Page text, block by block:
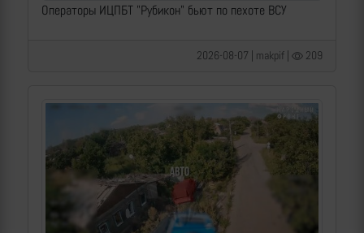
Операторы ИЦПБТ "Рубикон" бьют по пехоте ВСУ
2026-08-07 | makpif | 209